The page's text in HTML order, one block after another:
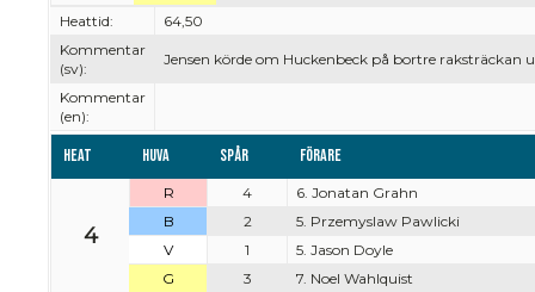
Heattid:
64,50
Kommentar
(sv):
Jensen körde om Huckenbeck på bortre raksträckan
Kommentar
(en):
Heat Huva Spår Förare
4
R 4
6. Jonatan Grahn
B
2
5. Przemyslaw Pawlicki
V
1
5. Jason Doyle
G
3
7. Noel Wahlquist